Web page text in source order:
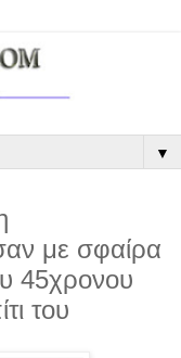
▼
με σφαίρα
45χρονου
του